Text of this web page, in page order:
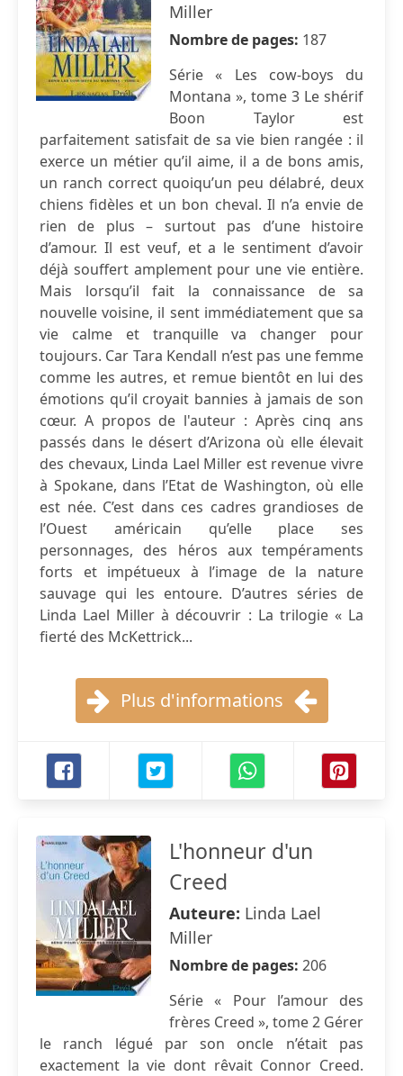
Miller
Nombre de pages: 187
Série « Les cow-boys du
Montana », tome 3 Le shérif
Boon Taylor est
parfaitement satisfait de sa vie bien rangée : il
exerce un métier qu’il aime, il a de bons amis,
un ranch correct quoiqu’un peu délabré, deux
chiens fidèles et un bon cheval. Il n’a envie de
rien de plus – surtout pas d’une histoire
d’amour. Il est veuf, et a le sentiment d’avoir
déjà souffert amplement pour une vie entière.
Mais lorsqu’il fait la connaissance de sa
nouvelle voisine, il sent immédiatement que sa
vie calme et tranquille va changer pour
toujours. Car Tara Kendall n’est pas une femme
comme les autres, et remue bientôt en lui des
émotions qu’il croyait bannies à jamais de son
cœur. A propos de l'auteur : Après cinq ans
passés dans le désert d’Arizona où elle élevait
des chevaux, Linda Lael Miller est revenue vivre
à Spokane, dans l’Etat de Washington, où elle
est née. C’est dans ces cadres grandioses de
l’Ouest américain qu’elle place ses
personnages, des héros aux tempéraments
forts et impétueux à l’image de la nature
sauvage qui les entoure. D’autres séries de
Linda Lael Miller à découvrir : La trilogie « La
fierté des McKettrick...
Plus d'informations
L'honneur d'un
Creed
Auteure: Linda Lael
Miller
Nombre de pages: 206
Série « Pour l’amour des
frères Creed », tome 2 Gérer
le ranch légué par son oncle n’était pas
exactement la vie dont rêvait Connor Creed.